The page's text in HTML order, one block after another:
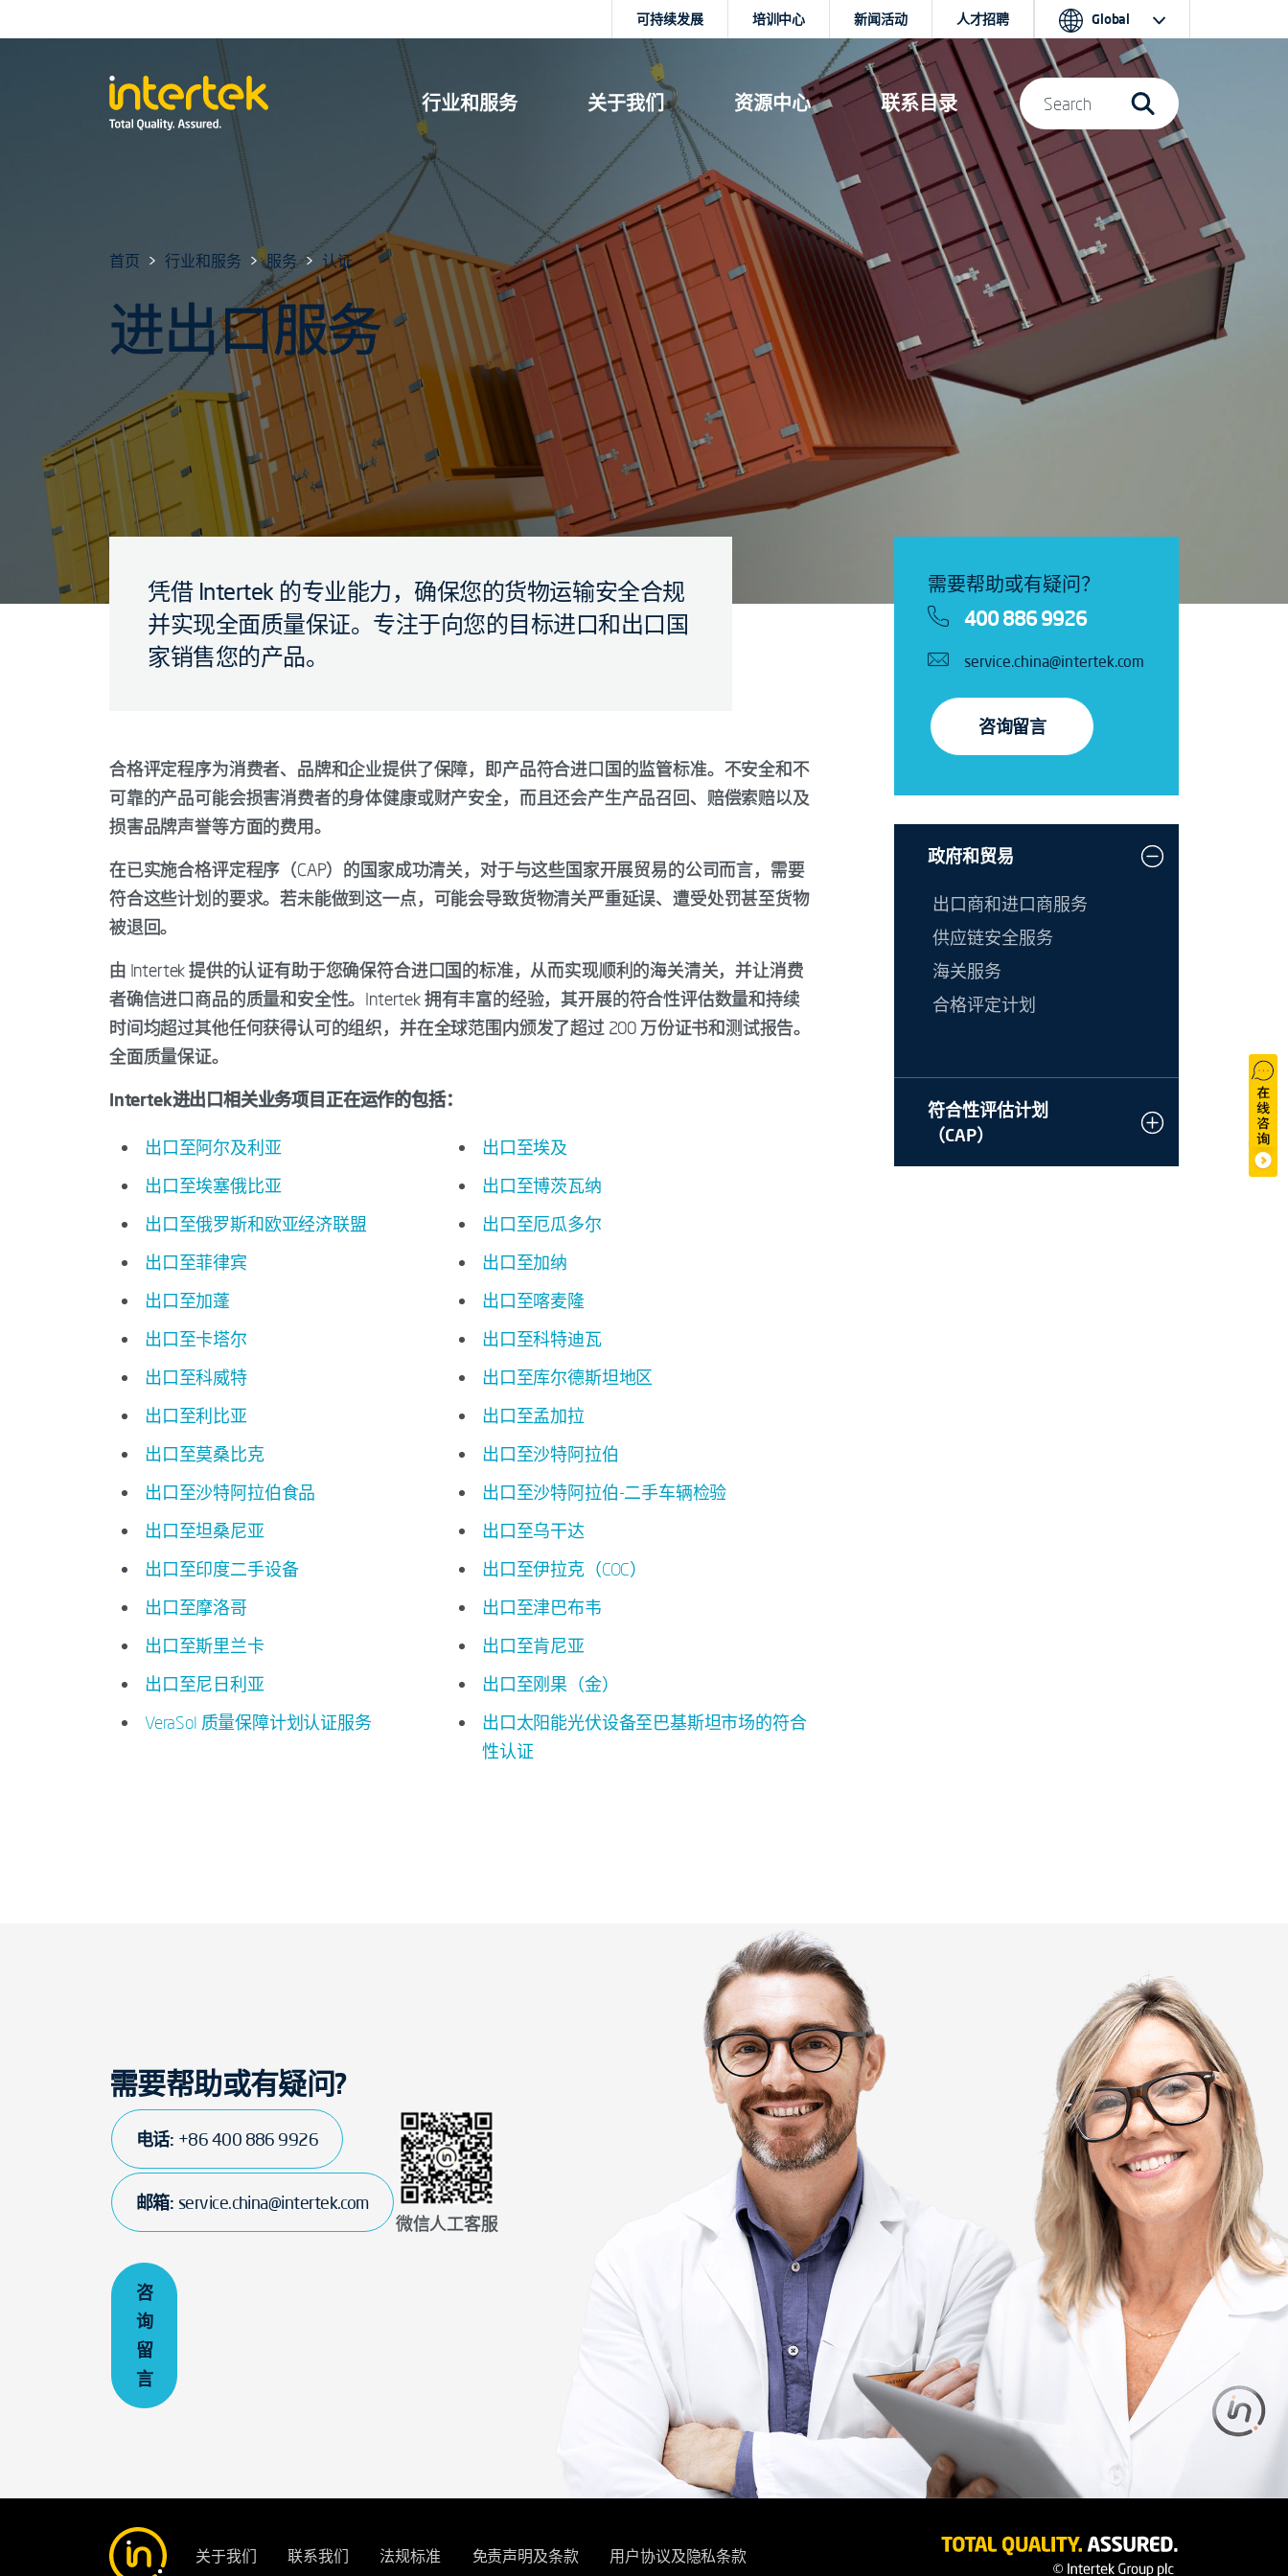
行业和服务 关于我们 资源中心 联系目录
可持续发展 培训中心 新闻活动 人才招聘 Global
Search
首页 行业和服务 服务 认证
进出口服务
凭借 Intertek 的专业能力，确保您的货物运输安全合规
并实现全面质量保证。专注于向您的目标进口和出口国
家销售您的产品。
合格评定程序为消费者、品牌和企业提供了保障，即产品符合进口国的监管标准。不安全和不
可靠的产品可能会损害消费者的身体健康或财产安全，而且还会产生产品召回、赔偿索赔以及
损害品牌声誉等方面的费用。
在已实施合格评定程序（CAP）的国家成功清关，对于与这些国家开展贸易的公司而言，需要
符合这些计划的要求。若未能做到这一点，可能会导致货物清关严重延误、遭受处罚甚至货物
被退回。
由 Intertek 提供的认证有助于您确保符合进口国的标准，从而实现顺利的海关清关，并让消费
者确信进口商品的质量和安全性。Intertek 拥有丰富的经验，其开展的符合性评估数量和持续
时间均超过其他任何获得认可的组织，并在全球范围内颁发了超过 200 万份证书和测试报告。
全面质量保证。
Intertek进出口相关业务项目正在运作的包括：
出口至阿尔及利亚
出口至埃及
出口至埃塞俄比亚
出口至博茨瓦纳
出口至俄罗斯和欧亚经济联盟
出口至厄瓜多尔
出口至菲律宾
出口至加纳
出口至加蓬
出口至喀麦隆
出口至卡塔尔
出口至科特迪瓦
出口至科威特
出口至库尔德斯坦地区
出口至利比亚
出口至孟加拉
出口至莫桑比克
出口至沙特阿拉伯
出口至沙特阿拉伯食品
出口至沙特阿拉伯-二手车辆检验
出口至坦桑尼亚
出口至乌干达
出口至印度二手设备
出口至伊拉克（COC）
出口至摩洛哥
出口至津巴布韦
出口至斯里兰卡
出口至肯尼亚
出口至尼日利亚
出口至刚果（金）
VeraSol 质量保障计划认证服务
出口太阳能光伏设备至巴基斯坦市场的符合
性认证
需要帮助或有疑问？
400 886 9926
service.china@intertek.com
咨询留言
政府和贸易
出口商和进口商服务
供应链安全服务
海关服务
合格评定计划
符合性评估计划
（CAP）
需要帮助或有疑问?
电话: +86 400 886 9926
邮箱: service.china@intertek.com
微信人工客服
咨
询
留
言
关于我们 联系我们 法规标准 免责声明及条款 用户协议及隐私条款